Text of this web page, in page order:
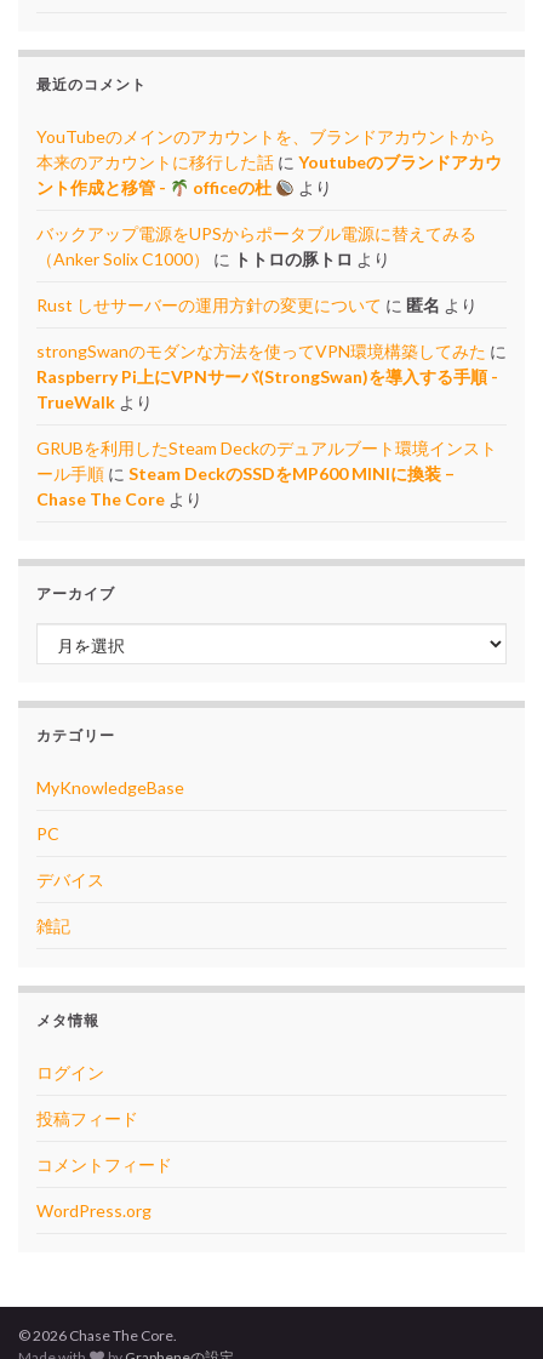
最近のコメント
YouTubeのメインのアカウントを、ブランドアカウントから
本来のアカウントに移行した話 に Youtubeのブランドアカウ
ント作成と移管 -
officeの杜 より
バックアップ電源をUPSからポータブル電源に替えてみる
（Anker Solix C1000）
に トトロの豚トロ より
Rust しせサーバーの運用方針の変更について に 匿名 より
strongSwanのモダンな方法を使ってVPN環境構築してみた に
Raspberry Pi上にVPNサーバ(StrongSwan)を導入する手順 -
TrueWalk より
GRUBを利用したSteam Deckのデュアルブート環境インスト
ール手順 に Steam DeckのSSDをMP600 MINIに換装 –
Chase The Core より
アーカイブ
アーカイブ
カテゴリー
MyKnowledgeBase
PC
デバイス
雑記
メタ情報
ログイン
投稿フィード
コメントフィード
WordPress.org
© 2026 Chase The Core.